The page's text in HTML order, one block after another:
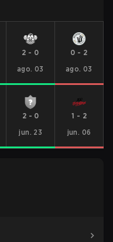
2 - 0
ago. 03
0 - 2
ago. 03
2 - 0
jun. 23
1 - 2
jun. 06